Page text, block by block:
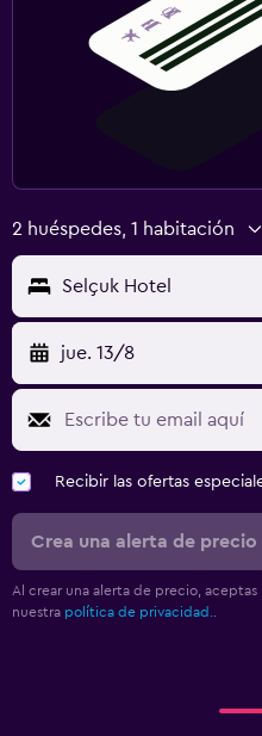
2 huéspedes, 1 habitación
Selçuk Hotel
jue. 13/8
Recibir las ofertas
Crea una alerta de precio
Al crear una alerta de precio, aceptas
nuestra política de privacidad.